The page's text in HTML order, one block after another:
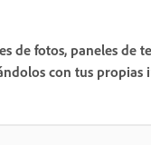
de fotos, paneles de
con tus propias